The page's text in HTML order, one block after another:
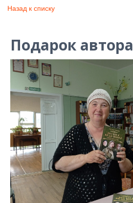
Назад к списку
Подарок автора